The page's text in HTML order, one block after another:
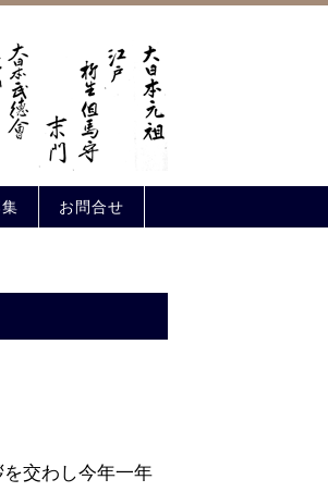
お問合せ
交わし今年一年